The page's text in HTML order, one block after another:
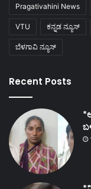
Pragativahini News
VTU ಕನ್ನಡ ನ್ಯೂಸ್
ಬೆಳಗಾವಿ ನ್ಯೂಸ್
Recent Posts